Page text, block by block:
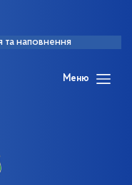
та наповнення
Меню